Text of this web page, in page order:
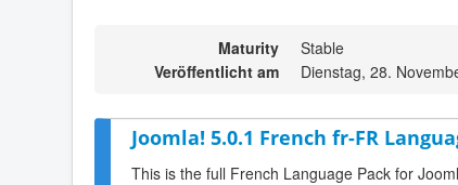
Maturity
Stable
Veröffentlicht am
Dienstag, 28.
Joomla! 5.0.1 French fr-FR
This is the full French Language Pack for